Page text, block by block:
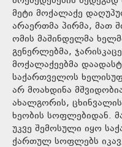
მეტი მოქალაქე
არაერთმა პირმა, მათ
ომის მაშინდელმა
გენერლებმა,
მოქალაქეებმა
საქართველოს
არ მოახდინა
ახალგორის,
ხეობის სოფლებიდან.
უკვე შემოსული იყო
ქართულ სოფლებს